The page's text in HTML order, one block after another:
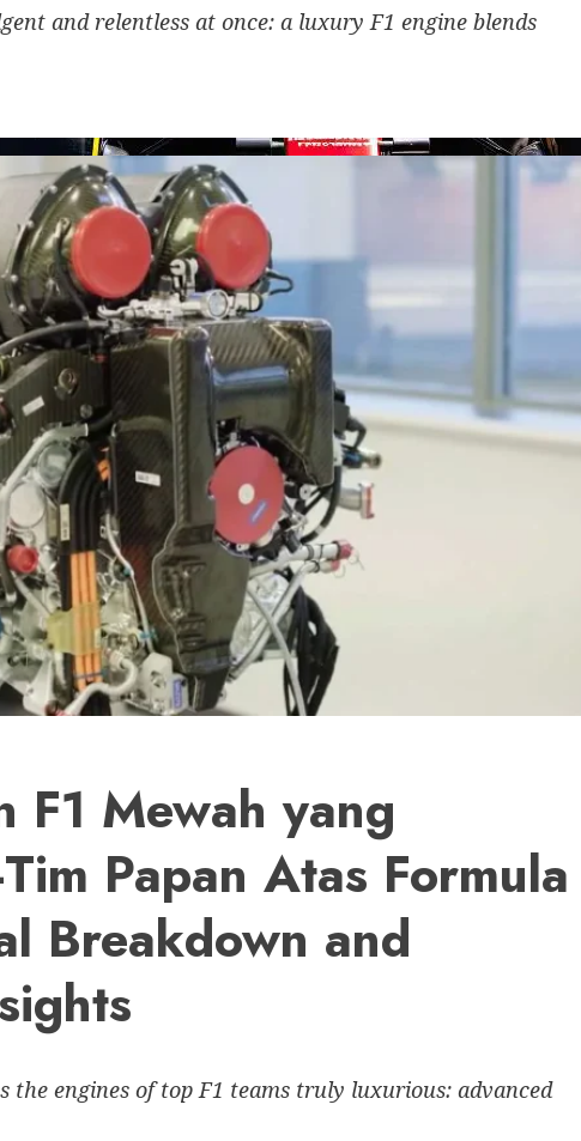
and relentless at once: a luxury F1 engine blends
F1 Mewah yang
Papan Atas Formula
Breakdown and
the engines of top F1 teams truly luxurious: advanced